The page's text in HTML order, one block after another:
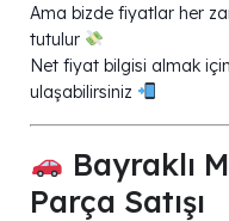
Ama bizde fiyatlar her
tutulur
Net fiyat bilgisi almak
ulaşabilirsiniz
Bayraklı
Parça Satışı